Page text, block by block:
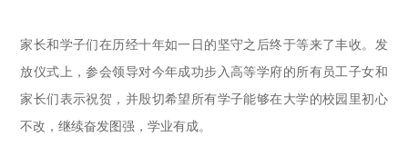
家长和学子们在历经十年如一日的坚守之后终于等来了丰收。发
放仪式上，参会领导对今年成功步入高等学府的所有员工子女和
家长们表示祝贺，并殷切希望所有学子能够在大学的校园里初心
不改，继续奋发图强，学业有成。